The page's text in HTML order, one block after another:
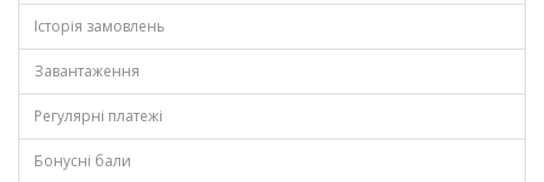
Історія замовлень
Завантаження
Регулярні платежі
Бонусні бали